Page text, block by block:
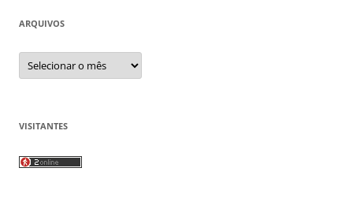
ARQUIVOS
Arquivos
VISITANTES